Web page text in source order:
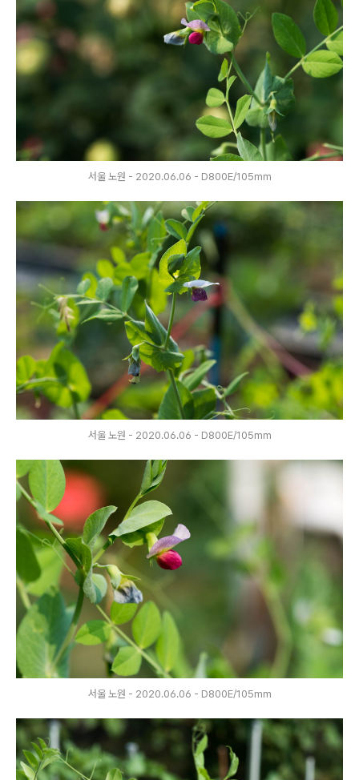
서울 노원 - 2020.06.06 - D800E/105mm
서울 노원 - 2020.06.06 - D800E/105mm
서울 노원 - 2020.06.06 - D800E/105mm